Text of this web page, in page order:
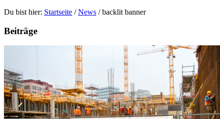
Du bist hier: Startseite / News / backlit banner
Beiträge